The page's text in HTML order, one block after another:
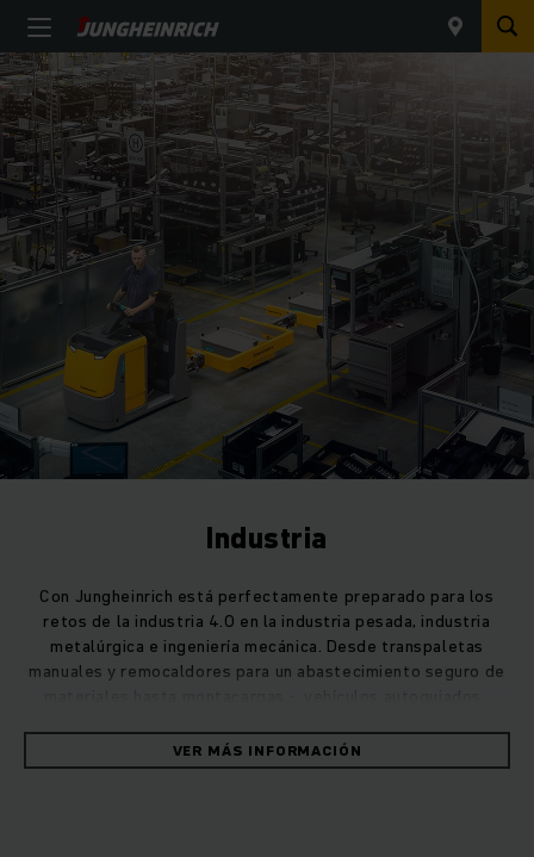
Industria
Con Jungheinrich está perfectamente preparado para los
retos de la industria 4.0 en la industria pesada, industria
metalúrgica e ingeniería mecánica. Desde transpaletas
manuales y remocaldores para un abastecimiento seguro de
VER MÁS INFORMACIÓN